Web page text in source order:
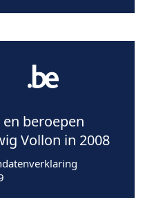
beroepen
Vollon in 2008